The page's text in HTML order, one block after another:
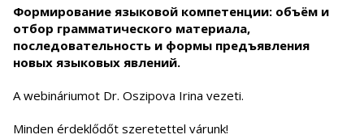
Формирование языковой компетенции: объём и
отбор грамматического материала,
последовательность и формы предъявления
новых языковых явлений.
A webináriumot Dr. Oszipova Irina vezeti.
Minden érdeklődőt szeretettel várunk!